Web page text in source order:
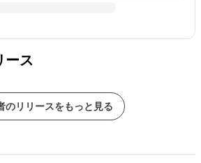
ース
のリリースをもっと見る